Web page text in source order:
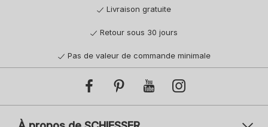
Livraison gratuite
Retour sous 30 jours
Pas de valeur de commande minimale